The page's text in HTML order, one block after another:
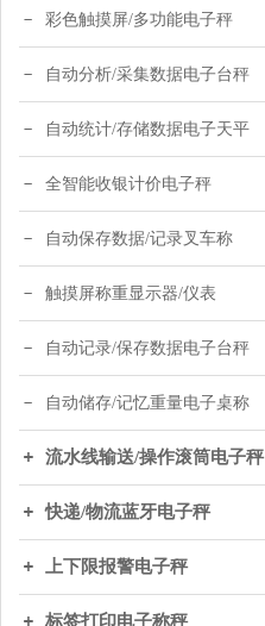
彩色触摸屏/多功能电子秤
自动分析/采集数据电子台秤
自动统计/存储数据电子天平
全智能收银计价电子秤
自动保存数据/记录叉车称
触摸屏称重显示器/仪表
自动记录/保存数据电子台秤
自动储存/记忆重量电子桌称
流水线输送/操作滚筒电子秤
快递/物流蓝牙电子秤
上下限报警电子秤
标签打印电子称秤